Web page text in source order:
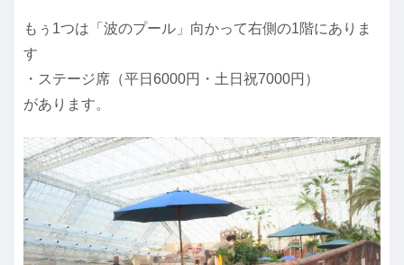
もぅ1つは「波のプール」向かって右側の1階にありま
す
・ステージ席（平日6000円・土日祝7000円）
があります。